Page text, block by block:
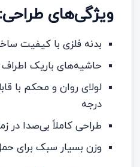
ویژگی‌های طراحی:
بدنه فلزی با کیفیت
حاشیه‌های باریک اطراف
درجه
طراحی کاملاً بی‌صدا در
وزن بسیار سبک برای